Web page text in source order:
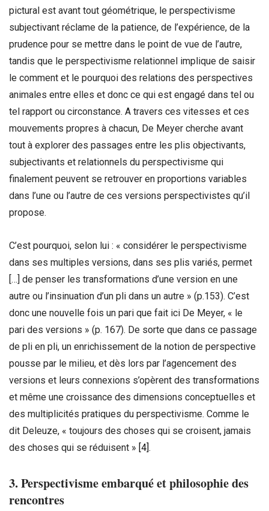
pictural est avant tout géométrique, le perspectivisme
subjectivant réclame de la patience, de l’expérience, de la
prudence pour se mettre dans le point de vue de l’autre,
tandis que le perspectivisme relationnel implique de saisir
le comment et le pourquoi des relations des perspectives
animales entre elles et donc ce qui est engagé dans tel ou
tel rapport ou circonstance. A travers ces vitesses et ces
mouvements propres à chacun, De Meyer cherche avant
tout à explorer des passages entre les plis objectivants,
subjectivants et relationnels du perspectivisme qui
finalement peuvent se retrouver en proportions variables
dans l’une ou l’autre de ces versions perspectivistes qu’il
propose.
C’est pourquoi, selon lui : « considérer le perspectivisme
dans ses multiples versions, dans ses plis variés, permet
[…] de penser les transformations d’une version en une
autre ou l’insinuation d’un pli dans un autre » (p.153). C’est
donc une nouvelle fois un pari que fait ici De Meyer, « le
pari des versions » (p. 167). De sorte que dans ce passage
de pli en pli, un enrichissement de la notion de perspective
pousse par le milieu, et dès lors par l’agencement des
versions et leurs connexions s’opèrent des transformations
et même une croissance des dimensions conceptuelles et
des multiplicités pratiques du perspectivisme. Comme le
dit Deleuze, « toujours des choses qui se croisent, jamais
des choses qui se réduisent » [4].
3. Perspectivisme embarqué et philosophie des
rencontres